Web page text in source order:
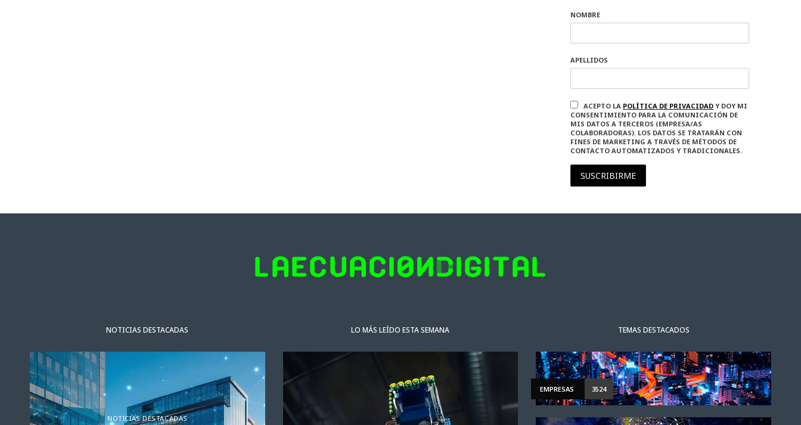
NOMBRE
APELLIDOS
ACEPTO LA POLÍTICA DE PRIVACIDAD Y DOY MI
CONSENTIMIENTO PARA LA COMUNICACIÓN DE
MIS DATOS A TERCEROS (EMPRESA/AS
COLABORADORAS). LOS DATOS SE TRATARÁN CON
FINES DE MARKETING A TRAVÉS DE MÉTODOS DE
CONTACTO AUTOMATIZADOS Y TRADICIONALES.
SUSCRIBIRME
NOTICIAS DESTACADAS
NOTICIAS DESTACADAS ACTUALIDAD NOTICIAS DESTACADAS
LO MÁS LEÍDO ESTA SEMANA TEMAS DESTACADOS
EMPRESAS 3524